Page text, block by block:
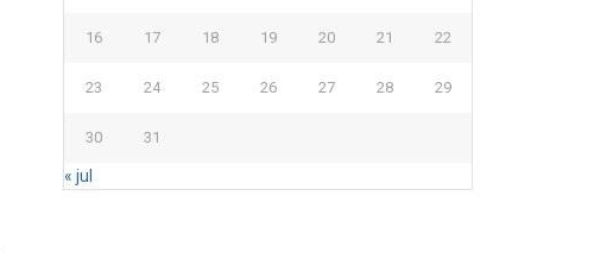
16 17 18 19 20 21 22
23 24 25 26 27 28 29
30 31
« jul